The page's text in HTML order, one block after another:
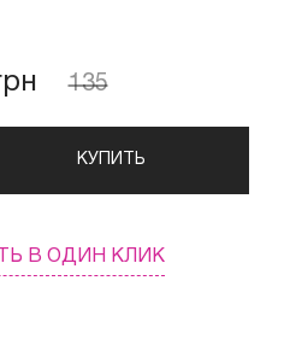
135
КУПИТЬ
В ОДИН КЛИК